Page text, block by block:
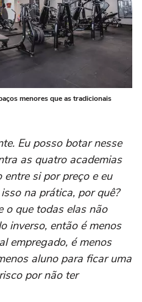
menores que as tradicionais
Eu posso botar nesse
as quatro academias
si por preço e eu
na prática, por quê?
o que todas elas não
inverso, então é menos
empregado, é menos
aluno para ficar uma
por não ter